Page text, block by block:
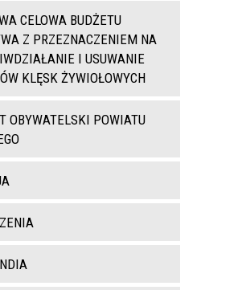
CELOWA BUDŻETU
Z PRZEZNACZENIEM NA
I USUWANIE
KLĘSK ŻYWIOŁOWYCH
OBYWATELSKI POWIATU